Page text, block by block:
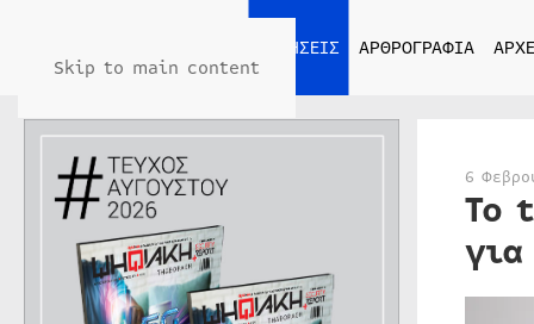
Skip to main content
ΕΙΔΗΣΕΙΣ ΑΡΘΡΟΓΡΑΦΙΑ
6
Το